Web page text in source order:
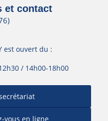
et contact
est ouvert du :
/ 14h00-18h00
vous en ligne